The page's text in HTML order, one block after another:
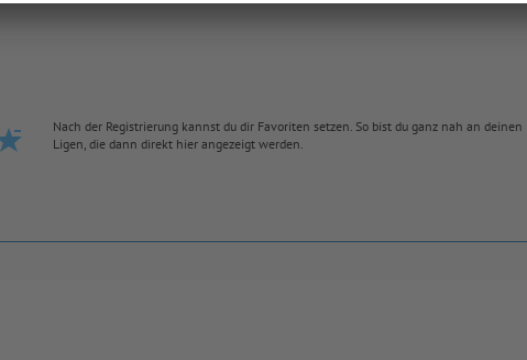
Nach der Registrierung kannst du dir Favoriten setzen. So bist du ganz nah an
Ligen, die dann direkt hier angezeigt werden.